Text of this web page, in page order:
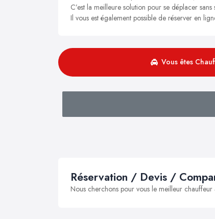
C’est la meilleure solution pour se déplacer
Il vous est également possible de réserver en
Vous êtes
Réservation / Devis /
Nous cherchons pour vous le meilleur chauffeur